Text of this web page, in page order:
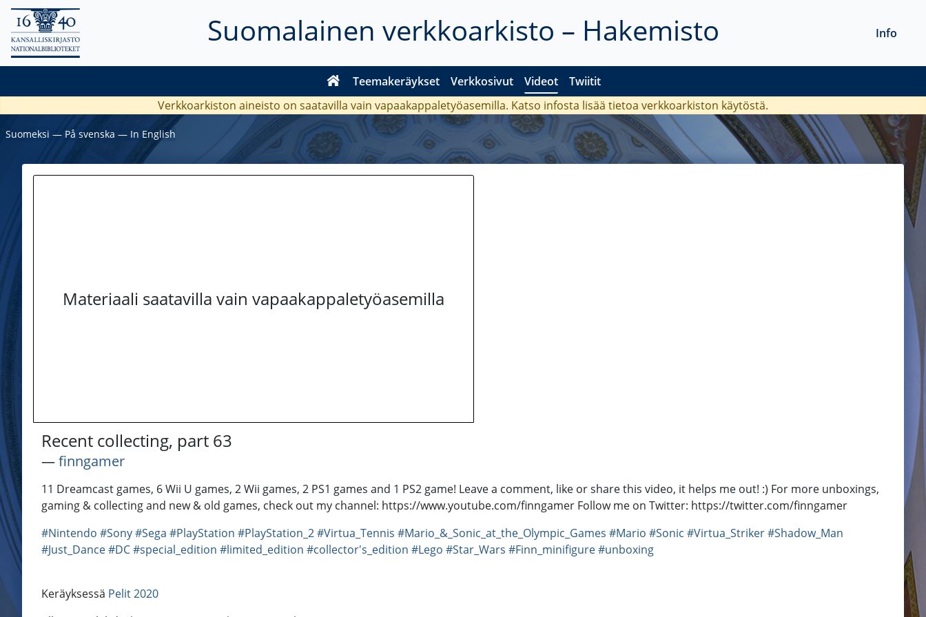
Suomalainen verkkoarkisto – Hakemisto
Teemakeräykset Verkkosivut Videot Twiitit
Info
Verkkoarkiston aineisto on saatavilla vain vapaakappaletyöasemilla. Katso infosta lisää tietoa verkkoarkiston käytöstä.
Suomeksi ― På svenska ― In English
Materiaali saatavilla vain vapaakappaletyöasemilla
Recent collecting, part 63
―finngamer
11 Dreamcast games, 6 Wii U games, 2 Wii games, 2 PS1 games and 1 PS2 game! Leave a comment, like or share this video, it helps me out! :) For more unboxings,
gaming & collecting and new & old games, check out my channel: https://www.youtube.com/finngamer Follow me on Twitter: https://twitter.com/finngamer
#Nintendo #Sony#Sega #PlayStation #PlayStation_2#Virtua_Tennis #Mario_&_Sonic_at_the_Olympic_Games #Mario #Sonic #Virtua_Striker#Shadow_Man
#Just_Dance#DC#special_edition #limited_edition #collector's_edition #Lego #Star_Wars #Finn_minifigure#unboxing
Keräyksessä Pelit 2020